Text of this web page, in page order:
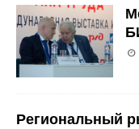
Региональный